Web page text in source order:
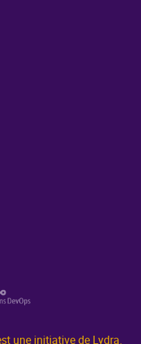
une initiative de Lydra.